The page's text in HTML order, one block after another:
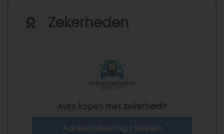
Zekerheden
Auto kopen met zekerheid?
Aankoopkeuring plannen